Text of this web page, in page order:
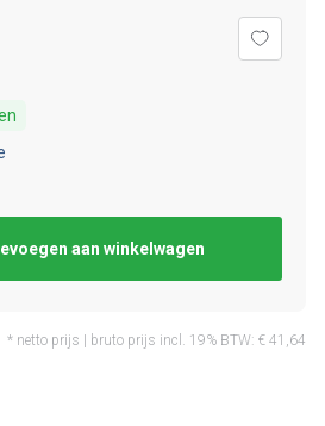
aan winkelwagen
* netto prijs | bruto prijs incl. 19% BTW: € 41,64